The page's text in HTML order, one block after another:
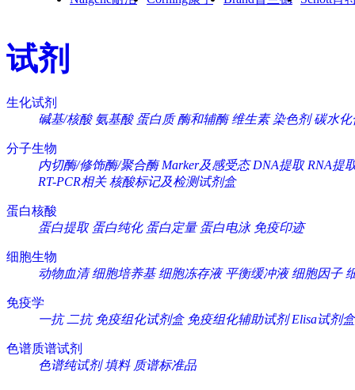
试剂
生化试剂
碱基/核酸 氨基酸 蛋白质 酶和辅酶 维生素 染色剂 碳水化
分子生物
内切酶/修饰酶/聚合酶 Marker及感受态 DNA提取 RNA提
RT-PCR相关 核酸标记及检测试剂盒
蛋白核酸
蛋白提取 蛋白纯化 蛋白定量 蛋白电泳 免疫印迹
细胞生物
动物血清 细胞培养基 细胞冻存液 平衡缓冲液 细胞因子
免疫学
一抗 二抗 免疫组化试剂盒 免疫组化辅助试剂 Elisa试剂盒
色谱质谱试剂
色谱纯试剂 填料 质谱标准品